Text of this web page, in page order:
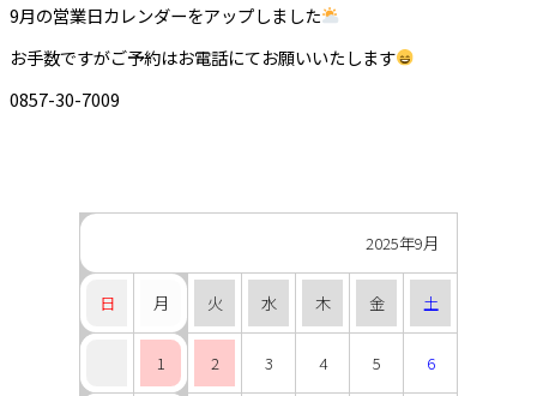
9月の営業日カレンダーをアップしました
お手数ですがご予約はお電話にてお願いいたします
0857-30-7009
2025年9月
日 月 火 水 木 金 土
1 2 3 4 5 6